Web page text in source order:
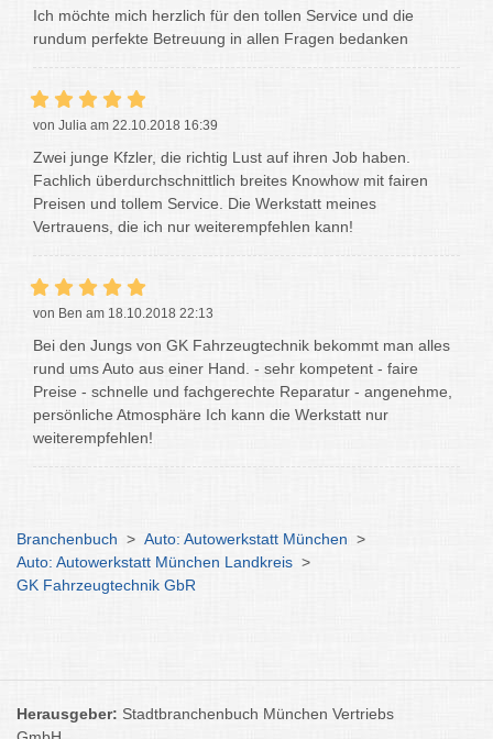
Ich möchte mich herzlich für den tollen Service und die
rundum perfekte Betreuung in allen Fragen bedanken
von Julia am 22.10.2018 16:39
Zwei junge Kfzler, die richtig Lust auf ihren Job haben.
Fachlich überdurchschnittlich breites Knowhow mit fairen
Preisen und tollem Service. Die Werkstatt meines
Vertrauens, die ich nur weiterempfehlen kann!
von Ben am 18.10.2018 22:13
Bei den Jungs von GK Fahrzeugtechnik bekommt man alles
rund ums Auto aus einer Hand. - sehr kompetent - faire
Preise - schnelle und fachgerechte Reparatur - angenehme,
persönliche Atmosphäre Ich kann die Werkstatt nur
weiterempfehlen!
Branchenbuch > Auto: Autowerkstatt München >
Auto: Autowerkstatt München Landkreis >
GK Fahrzeugtechnik GbR
Herausgeber: Stadtbranchenbuch München Vertriebs